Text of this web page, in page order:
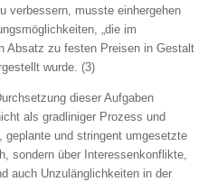
verbessern, musste einhergehen
„die im
Absatz zu festen Preisen in Gestalt
wurde. (3)
dieser Aufgaben
als gradliniger Prozess und
und stringent umgesetzte
sondern über Interessenkonflikte,
auch Unzulänglichkeiten in der